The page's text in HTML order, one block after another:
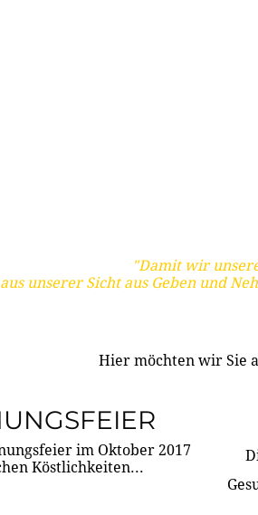
"Damit wir
unserer Sicht aus Geben und
Hier möchten wir Sie
im Oktober 2017
Köstlichkeiten...